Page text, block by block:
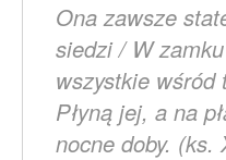
Ona zawsze
siedzi / W
wszystkie wśród
Płyną jej, a na
nocne doby. (ks.